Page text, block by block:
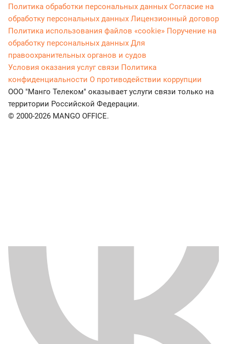
Политика обработки персональных данных Согласие на
обработку персональных данных Лицензионный договор
Политика использования файлов «cookie» Поручение на
обработку персональных данных Для
правоохранительных органов и судов
Условия оказания услуг связи Политика
конфиденциальности О противодействии коррупции
ООО "Манго Телеком" оказывает услуги связи только на
территории Российской Федерации.
© 2000-2026 MANGO OFFICE.